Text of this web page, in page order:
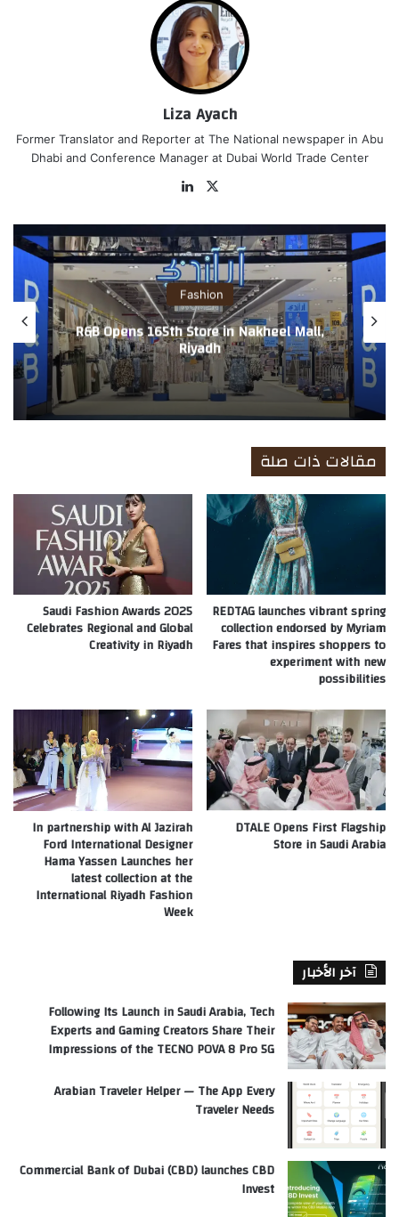
Liza Ayach
Former Translator and Reporter at The National newspaper in Abu
Dhabi and Conference Manager at Dubai World Trade Center
‫X
R&B Opens
Fashion
SUNMI Meets Fans and
K-pop-inspired
Arabia Find visual assets
here
مقالات ذات صلة
REDTAG launches vibrant spring
collection endorsed by Myriam
Fares that inspires shoppers to
experiment with new
possibilities
Saudi Fashion Awards 2025
Celebrates Regional and Global
Creativity in Riyadh
DTALE Opens First Flagship
Store in Saudi Arabia
In partnership with Al Jazirah
Ford International Designer
Hama Yassen Launches her
latest collection at the
International Riyadh Fashion
Week
آخر الأخبار
Following Its Launch in Saudi Arabia, Tech
Experts and Gaming Creators Share Their
Impressions of the TECNO POVA 8 Pro 5G
Arabian Traveler Helper — The App Every
Traveler Needs
Commercial Bank of Dubai (CBD) launches CBD
Invest